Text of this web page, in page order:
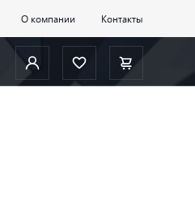
О компании Контакты